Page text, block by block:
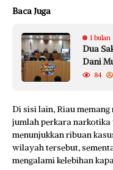
Baca Juga
1
Dua
Dani
84
Di sisi lain, Riau
jumlah perkara narkotika
menunjukkan ribuan
wilayah tersebut,
mengalami kelebihan